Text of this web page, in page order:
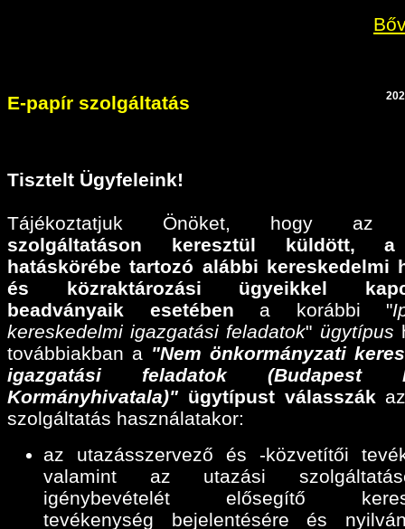
E-papír szolgáltatás
Tisztelt Ügyfeleink!
Tájékoztatjuk Önöket, hogy
szolgáltatáson keresztül küldött,a
hatáskörébe tartozó alábbi kereskedelmi
és közraktározási ügyeikkel
beadványaik esetében a korábbi "
kereskedelmi igazgatási feladatok" ügytípus
továbbiakban a "Nem önkormányzati
igazgatási feladatok (Budapest
Kormányhivatala)" ügytípust válasszák
szolgáltatás használatakor:
az utazásszervező és -közvetítői
valamint az utazási
igénybevételét elősegítő
tevékenység bejelentésére és